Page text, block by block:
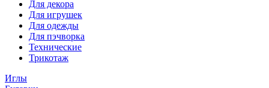
Для декора
Для игрушек
Для одежды
Для пэчворка
Технические
Трикотаж
Иглы